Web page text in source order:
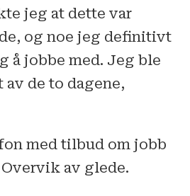
jeg at dette var
og noe jeg definitivt
å jobbe med. Jeg ble
de to dagene,
med tilbud om jobb
av glede.